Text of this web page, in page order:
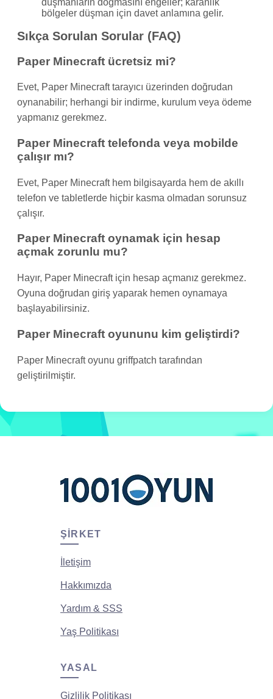
düşmanların doğmasını engeller; karanlık
bölgeler düşman için davet anlamına gelir.
Sıkça Sorulan Sorular (FAQ)
Paper Minecraft ücretsiz mi?
Evet, Paper Minecraft tarayıcı üzerinden doğrudan
oynanabilir; herhangi bir indirme, kurulum veya ödeme
yapmanız gerekmez.
Paper Minecraft telefonda veya mobilde
çalışır mı?
Evet, Paper Minecraft hem bilgisayarda hem de akıllı
telefon ve tabletlerde hiçbir kasma olmadan sorunsuz
çalışır.
Paper Minecraft oynamak için hesap
açmak zorunlu mu?
Hayır, Paper Minecraft için hesap açmanız gerekmez.
Oyuna doğrudan giriş yaparak hemen oynamaya
başlayabilirsiniz.
Paper Minecraft oyununu kim geliştirdi?
Paper Minecraft oyunu griffpatch tarafından
geliştirilmiştir.
ŞIRKET
İletişim
Hakkımızda
Yardım & SSS
Yaş Politikası
YASAL
Gizlilik Politikası